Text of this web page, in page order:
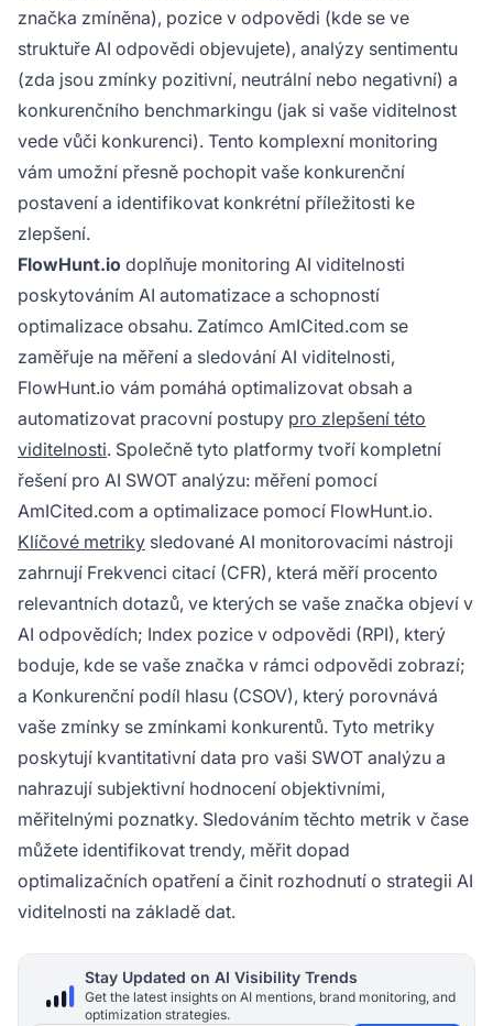
značka zmíněna), pozice v odpovědi (kde se ve
struktuře AI odpovědi objevujete), analýzy sentimentu
(zda jsou zmínky pozitivní, neutrální nebo negativní) a
konkurenčního benchmarkingu (jak si vaše viditelnost
vede vůči konkurenci). Tento komplexní monitoring
vám umožní přesně pochopit vaše konkurenční
postavení a identifikovat konkrétní příležitosti ke
zlepšení.
FlowHunt.io doplňuje monitoring AI viditelnosti
poskytováním AI automatizace a schopností
optimalizace obsahu. Zatímco AmICited.com se
zaměřuje na měření a sledování AI viditelnosti,
FlowHunt.io vám pomáhá optimalizovat obsah a
automatizovat pracovní postupy pro zlepšení této
viditelnosti. Společně tyto platformy tvoří kompletní
řešení pro AI SWOT analýzu: měření pomocí
AmICited.com a optimalizace pomocí FlowHunt.io.
Klíčové metriky sledované AI monitorovacími nástroji
zahrnují Frekvenci citací (CFR), která měří procento
relevantních dotazů, ve kterých se vaše značka objeví v
AI odpovědích; Index pozice v odpovědi (RPI), který
boduje, kde se vaše značka v rámci odpovědi zobrazí;
a Konkurenční podíl hlasu (CSOV), který porovnává
vaše zmínky se zmínkami konkurentů. Tyto metriky
poskytují kvantitativní data pro vaši SWOT analýzu a
nahrazují subjektivní hodnocení objektivními,
měřitelnými poznatky. Sledováním těchto metrik v čase
můžete identifikovat trendy, měřit dopad
optimalizačních opatření a činit rozhodnutí o strategii AI
viditelnosti na základě dat.
Stay Updated on AI Visibility Trends
Get the latest insights on AI mentions, brand monitoring, and
optimization strategies.